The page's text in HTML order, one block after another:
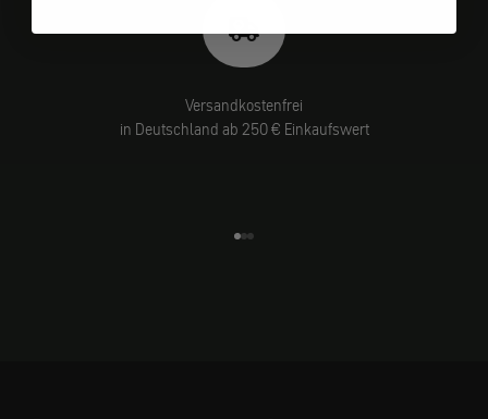
Versandkostenfrei
in Deutschland ab 250 € Einkaufswert
Gehe zu Element 1
Gehe zu Element 2
Gehe zu Element 3